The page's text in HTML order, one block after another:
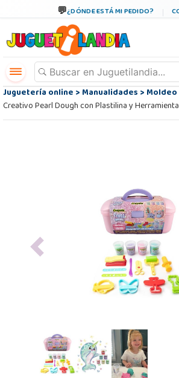
¿DÓNDE ESTÁ MI PEDIDO?
Juguetería online>Manualidades>Moldeo
Creativo Pearl Dough con Plastilina y
Previous